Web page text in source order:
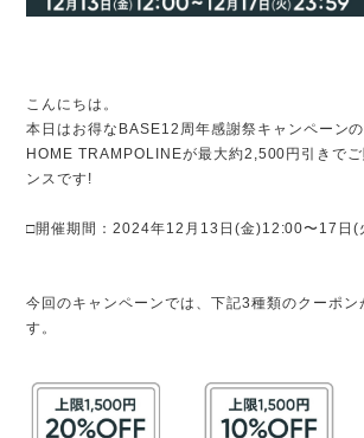
こんにちは。
本日はお得なBASE12周年感謝祭キャンペーンの
HOME TRAMPOLINEが最大約2,500円引きでご
ンスです!
□開催期間：2024年12月13日(金)12:00〜17日(
今回のキャンペーンでは、下記3種類のクーポン
す。